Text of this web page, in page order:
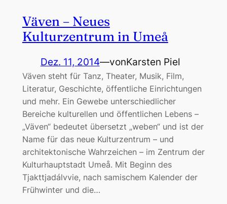
Väven – Neues
Kulturzentrum in Umeå
Dez. 11, 2014—vonKarsten Piel
Väven steht für Tanz, Theater, Musik, Film,
Literatur, Geschichte, öffentliche Einrichtungen
und mehr. Ein Gewebe unterschiedlicher
Bereiche kulturellen und öffentlichen Lebens –
„Väven“ bedeutet übersetzt „weben“ und ist der
Name für das neue Kulturzentrum – und
architektonische Wahrzeichen – im Zentrum der
Kulturhauptstadt Umeå. Mit Beginn des
Tjakttjadálvvie, nach samischem Kalender der
Frühwinter und die…